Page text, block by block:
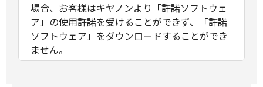
場合、お客様はキヤノンより「許諾ソフトウェ
ア」の使用許諾を受けることができず、「許諾
ソフトウェア」をダウンロードすることができ
ません。
許諾